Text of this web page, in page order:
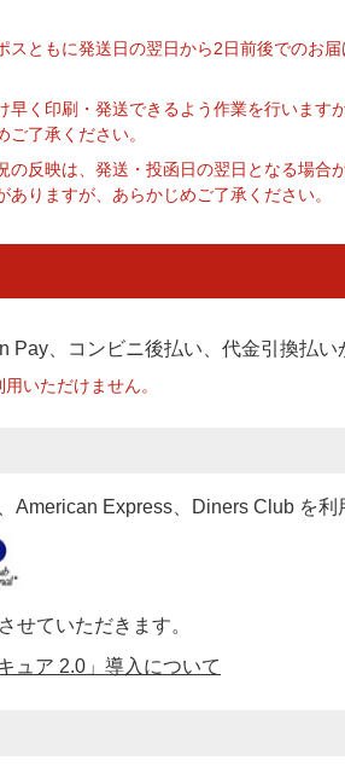
ともに発送日の翌日から2日前後でのお
く印刷・発送できるよう作業を行います
了承ください。
反映は、発送・投函日の翌日となる場合
りますが、あらかじめご了承ください。
Pay、コンビニ後払い、代金引換払い
いただけません。
Express、Diners Club を利
せていただきます。
ュア 2.0」導入について